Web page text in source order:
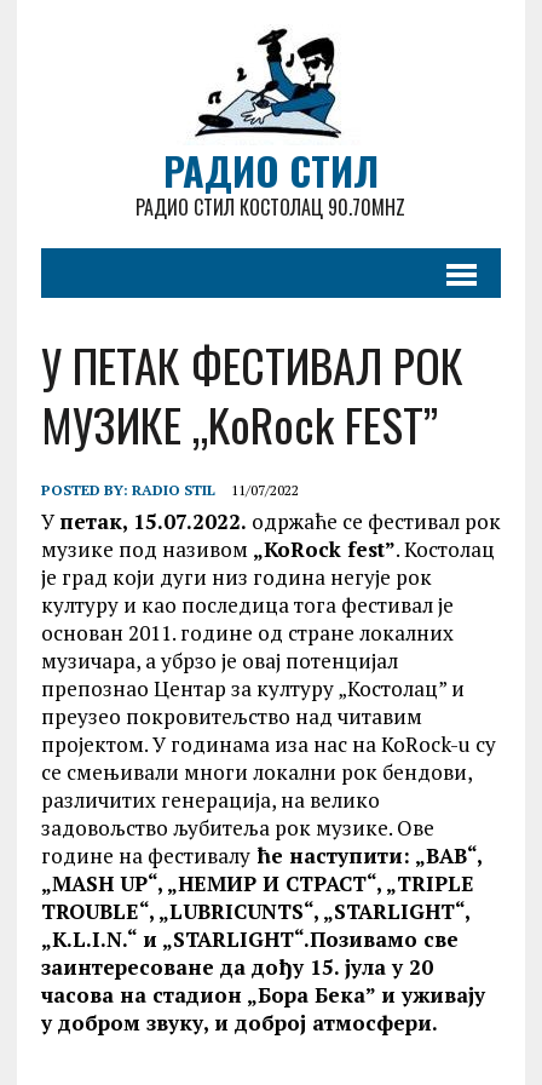
РАДИО СТИЛ
РАДИО СТИЛ КОСТОЛАЦ 90.70MHZ
У ПЕТАК ФЕСТИВАЛ РОК
МУЗИКЕ „KoRock FEST”
POSTED BY: RADIO STIL 11/07/2022
Упетак, 15.07.2022. одржаће се фестивал рок
музике под називом „КоRock fest”. Костолац
је град који дуги низ година негује рок
културу и као последица тога фестивал је
основан 2011. године од стране локалних
музичара, а убрзо је овај потенцијал
препознао Центар за културу „Костолац” и
преузео покровитељство над читавим
пројектом. У годинама иза нас на KoRock-u су
се смењивали многи локални рок бендови,
различитих генерација, на велико
задовољство љубитеља рок музике. Ове
године на фестивалуће наступити: „BAB“,
„MASH UP“, „НЕМИР И СТРАСТ“, „TRIPLE
TROUBLE“, „LUBRICUNTS“, „STARLIGHT“,
„K.L.I.N.“ и „STARLIGHT“.Позивамо све
заинтересоване да дођу 15. јула у 20
часова на стадион „Бора Бека” и уживају
у добром звуку, и доброј атмосфери.